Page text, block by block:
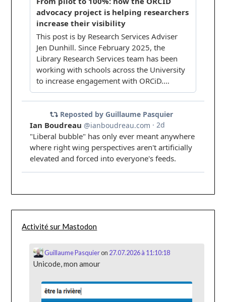
Activité sur Mastodon
Guillaume Pasquieron 27.07.2026 à 11:10:18
Unicode, mon amour